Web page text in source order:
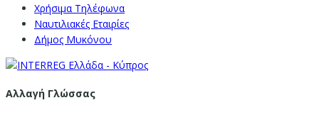
Χρήσιμα Τηλέφωνα
Ναυτιλιακές Εταιρίες
Δήμος Μυκόνου
Αλλαγή Γλώσσας